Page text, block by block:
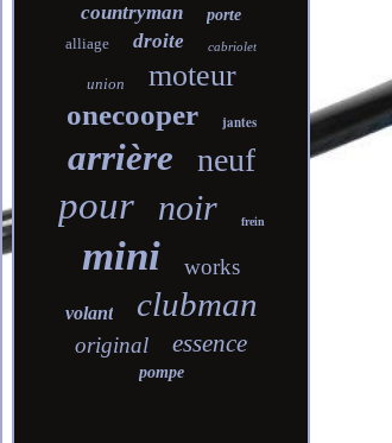
countryman
porte
alliage
droite cabriolet
union moteur
onecooper jantes
arrière neuf
pour noir frein
mini works
volant clubman
original essence
pompe